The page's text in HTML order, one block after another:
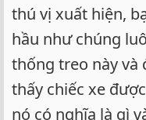
thú vị xuất hiện,
hầu như chúng
thống treo này và
thấy chiếc xe
nó có nghĩa là gì